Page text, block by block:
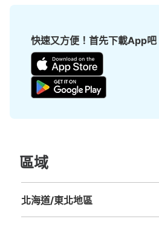
諸国ご当地プラザの横、営業時間
可保管的行李數
中等的 :30 / ¥500
付款方式
現金, ICカード
快速又方便！首先下載App吧
區域
北海道/東北地區